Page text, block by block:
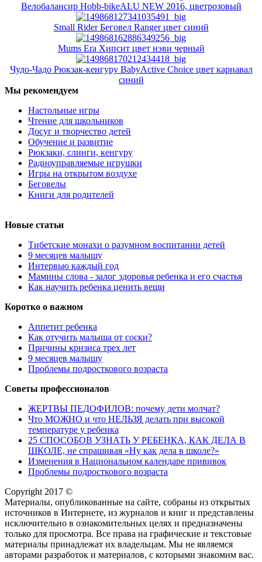
Велобалансир Hobb-bikeALU NEW 2016, цветрозовый
Small Rider Беговел Ranger цвет синий
Mums Era Хипсит цвет нэви черный
Чудо-Чадо Рюкзак-кенгуру BabyActive Choice цвет карнавал
синий
Мы рекомендуем
Настольные игры
Чтение для школьников
Досуг и творчество детей
Обучение и развитие
Рюкзаки, слинги, кенгуру
Радиоуправляемые игрушки
Игры на открытом воздухе
Беговелы
Книги для родителей
Новые статьи
Тибетские монахи о разумном воспитании детей
9 месяцев малышу
Интервью каждый год
Мамины слова - залог здоровья ребенка и его счастья
Как научить ребенка ценить вещи
Коротко о важном
Аппетит ребенка
Как отучить малыша от соски?
Причины кризиса трех лет
9 месяцев малышу
Проблемы подросткового возраста
Советы профессионалов
ЖЕРТВЫ ПЕДОФИЛОВ: почему дети молчат?
Что МОЖНО и что НЕЛЬЗЯ делать при высокой
температуре у ребенка
25 СПОСОБОВ УЗНАТЬ У РЕБЕНКА, КАК ДЕЛА В
ШКОЛЕ, не спрашивая «Ну как дела в школе?»
Изменения в Национальном календаре прививок
Проблемы подросткового возраста
Copyright 2017 ©
Материалы, опубликованные на сайте, собраны из открытых
источников в Интернете, из журналов и книг и представлены
исключительно в ознакомительных целях и предназначены
только для просмотра. Все права на графические и текстовые
материалы принадлежат их владельцам. Мы не являемся
авторами разработок и материалов, с которыми знакомим вас.